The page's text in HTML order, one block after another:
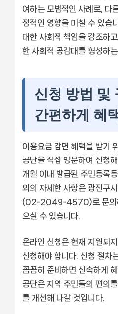
여하는 모범적인 사례로, 다
정적인 영향을 미칠 수 있습
대한 사회적 책임을 강조하
한 사회적 공감대를 형성하
신청 방법 및
간편하게 혜
이용요금 감면 혜택을 받기
공단을 직접 방문하여 신청
개월 이내 발급된 주민등록
외의 자세한 사항은 광진구
(02-2049-4570)로 문의
으실 수 있습니다.
온라인 신청은 현재 지원되
신청해야 합니다. 신청 절차
꼼꼼히 준비하면 신속하게
공단은 지역 주민들의 편의
를 개선해 나갈 것입니다.